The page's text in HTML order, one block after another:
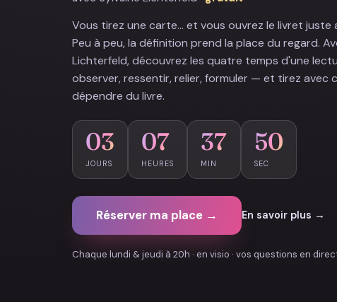
Vous tirez une carte… et vous ouvrez le livret juste
Peu à peu, la définition prend la place du regard.
Lichterfeld, découvrez les quatre temps d'une
observer, ressentir, relier, formuler — et tirez avec
dépendre du livre.
03
JOURS
07
HEURES
37
MIN
48
SEC
Réserver ma place → En savoir plus →
Chaque lundi & jeudi à 20h · en visio · vos questions en